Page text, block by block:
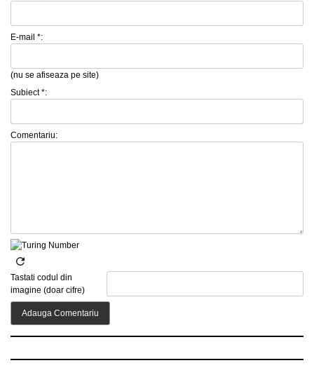
E-mail *:
(nu se afiseaza pe site)
Subiect *:
Comentariu:
Tastati codul din
imagine (doar cifre)